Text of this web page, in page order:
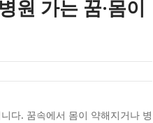
원 가는 꿈·몸이
다. 꿈속에서 몸이 약해지거나 병